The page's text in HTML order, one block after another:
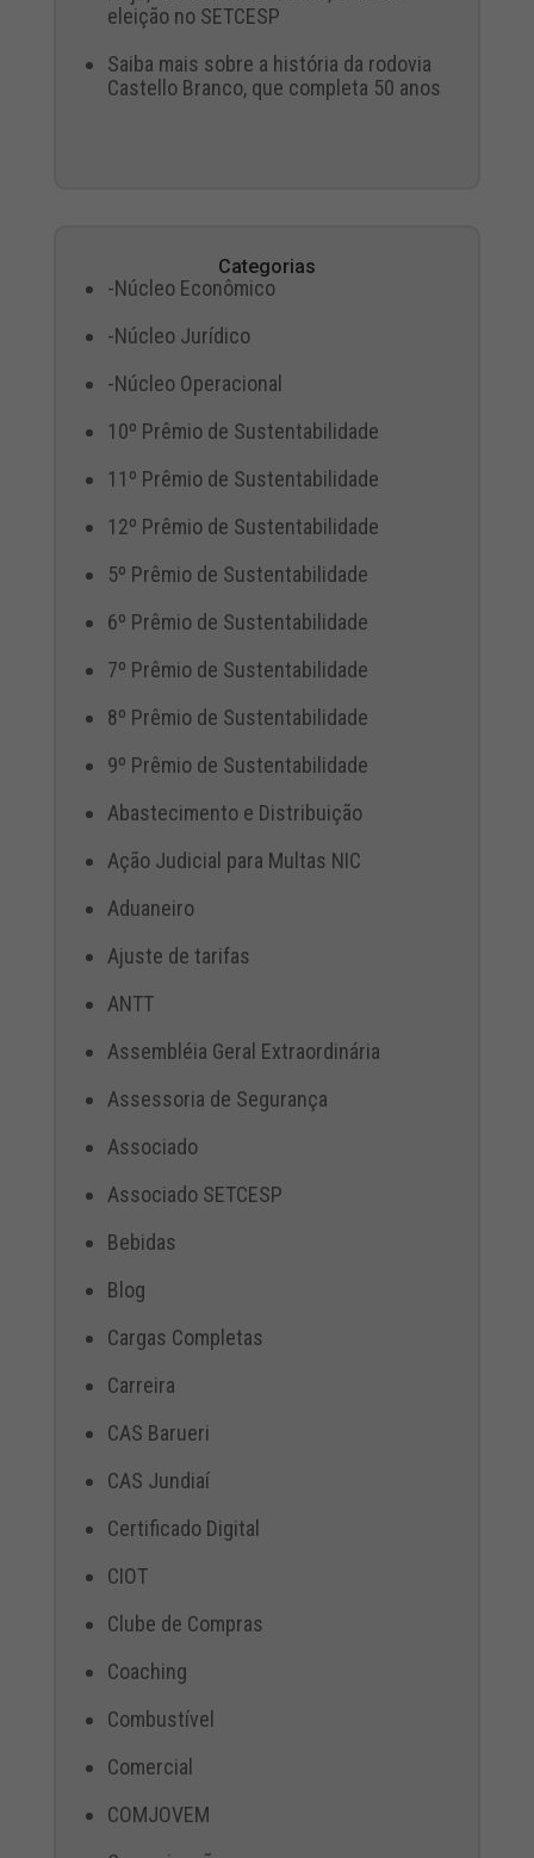
eleição no SETCESP
Saiba mais sobre a história da rodovia
Castello Branco, que completa 50 anos
Categorias
-Núcleo Econômico
-Núcleo Jurídico
-Núcleo Operacional
10º Prêmio de Sustentabilidade
11º Prêmio de Sustentabilidade
12º Prêmio de Sustentabilidade
5º Prêmio de Sustentabilidade
6º Prêmio de Sustentabilidade
7º Prêmio de Sustentabilidade
8º Prêmio de Sustentabilidade
9º Prêmio de Sustentabilidade
Abastecimento e Distribuição
Ação Judicial para Multas NIC
Aduaneiro
Ajuste de tarifas
ANTT
Assembléia Geral Extraordinária
Assessoria de Segurança
Associado
Associado SETCESP
Bebidas
Blog
Cargas Completas
Carreira
CAS Barueri
CAS Jundiaí
Certificado Digital
CIOT
Clube de Compras
Coaching
Combustível
Comercial
COMJOVEM